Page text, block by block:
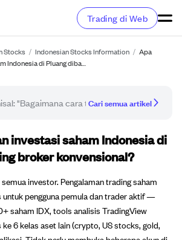
Trading di Web
Stocks / Indonesian Stocks Information / Apa
Indonesia di Pluang diba…
Cari semua artikel
investasi saham Indonesia di
broker konvensional?
investor. Pengalaman trading saham
untuk pengguna pemula dan trader aktif —
saham IDX, tools analisis TradingView
6 kelas aset lain (crypto, US stocks, gold,